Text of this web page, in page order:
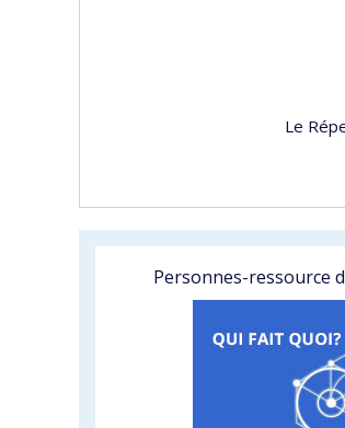
Le
Personnes-ressource